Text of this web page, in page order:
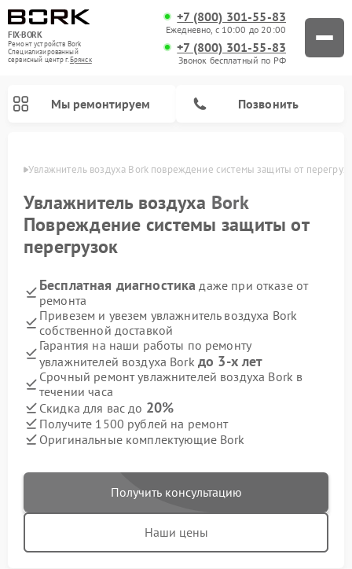
FIX-BORK
Ремонт устройств Bork
Специализированный
cервисный центр г.Брянск
+7 (800) 301-55-83
Ежедневно, с 10:00 до 20:00
+7 (800) 301-55-83
Звонок бесплатный по РФ
Мы ремонтируем Позвонить
Увлажнитель воздуха Bork повреждение системы защиты от
Увлажнитель воздуха Bork
Повреждение системы защиты от
перегрузок
Бесплатная диагностика даже при отказе от
ремонта
Привезем и увезем увлажнитель воздуха Bork
собственной доставкой
Гарантия на наши работы по ремонту
увлажнителей воздуха Bork до 3-х лет
Срочный ремонт увлажнителей воздуха Bork в
течении часа
Скидка для вас до 20%
Получите 1500 рублей на ремонт
Оригинальные комплектующие Bork
Получить консультацию
Наши цены